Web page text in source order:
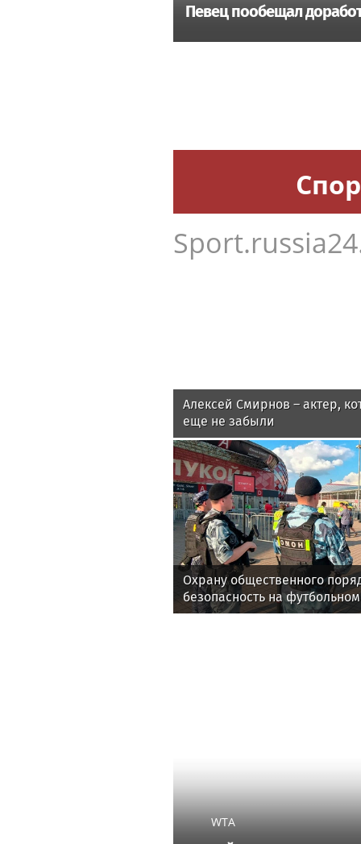
Певец пообещал
Алексей Смирнов – актер,
еще не забыли
Охрану общественного
безопасность на
обеспечила Росгвардия
WTA